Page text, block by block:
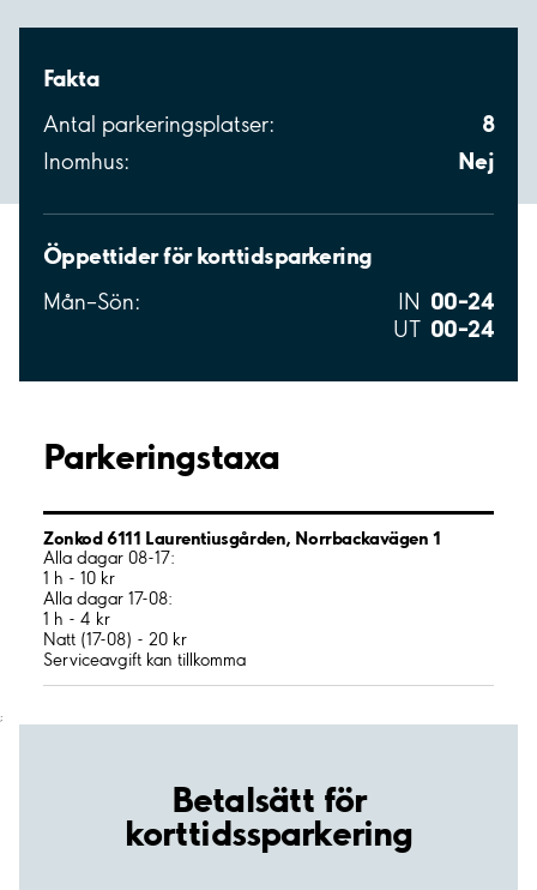
Fakta
Antal parkeringsplatser: 8
Inomhus: Nej
Öppettider för korttidsparkering
Mån–Sön: IN 00–24
UT 00–24
Parkeringstaxa
Zonkod 6111 Laurentiusgården, Norrbackavägen 1
Alla dagar 08-17:
1 h - 10 kr
Alla dagar 17-08:
1 h - 4 kr
Natt (17-08) - 20 kr
Serviceavgift kan tillkomma
;
Betalsätt för
korttidssparkering